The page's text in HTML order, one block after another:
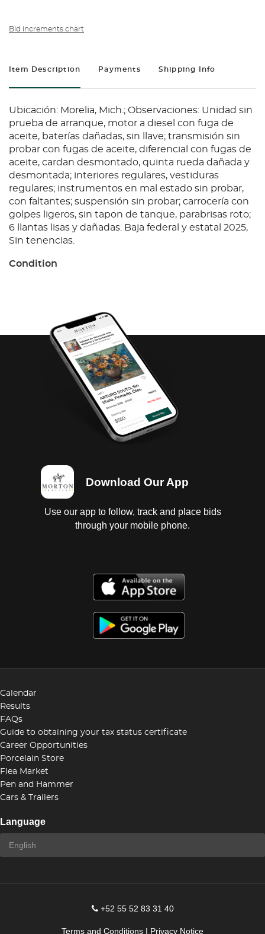
Bid increments chart
Item Description Payments Shipping Info
Ubicación: Morelia, Mich.; Observaciones: Unidad sin
prueba de arranque, motor a diesel con fuga de
aceite, baterías dañadas, sin llave; transmisión sin
probar con fugas de aceite, diferencial con fugas de
aceite, cardan desmontado, quinta rueda dañada y
desmontada; interiores regulares, vestiduras
regulares; instrumentos en mal estado sin probar,
con faltantes; suspensión sin probar; carrocería con
golpes ligeros, sin tapon de tanque, parabrisas roto;
6 llantas lisas y dañadas. Baja federal y estatal 2025,
Sin tenencias.
Condition
aceite, baterías dañadas, sin llave; transmisión sin
probar con fugas de aceite, diferencial con fugas de
aceite, cardan desmontado, quinta rueda dañada y
desmontada; interiores regulares, vestiduras
regulares; instrumentos en mal estado sin probar,
con faltantes; suspensión sin probar; carrocería con
golpes ligeros, sin tapon de tanque, parabrisas roto;
6 llantas lisas y dañadas. Baja federal y estatal 2025,
Download Our App
Use our app to follow, track and place bids
through your mobile phone.
Calendar
Results
FAQs
Guide to obtaining your tax status certificate
Career Opportunities
Porcelain Store
Flea Market
Pen and Hammer
Cars & Trailers
Language
+52 55 52 83 31 40
Terms and Conditions | Privacy Notice